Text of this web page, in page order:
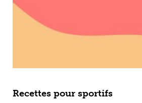
Recettes pour sportifs